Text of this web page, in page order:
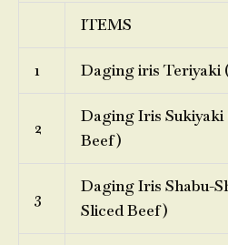
ITEMS
1 Daging iris Teriyaki
2
Daging Iris Sukiyaki
Beef)
3
Daging Iris Shabu-
Sliced Beef)